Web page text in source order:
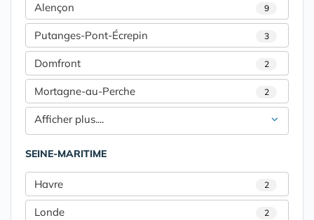
Alençon 9
Putanges-Pont-Écrepin 3
Domfront 2
Mortagne-au-Perche 2
Afficher plus....
SEINE-MARITIME
Havre 2
Londe 2